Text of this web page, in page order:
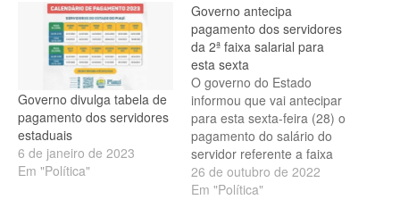
Governo divulga tabela de
pagamento dos servidores
estaduais
6 de janeiro de 2023
Em "Política"
Governo antecipa
pagamento dos servidores
da 2ª faixa salarial para
esta sexta
O governo do Estado
informou que vai antecipar
para esta sexta-feira (28) o
pagamento do salário do
servidor referente a faixa
salarial acima de R$ 2 mil.
A informação foi
26 de outubro de 2022
Em "Política"